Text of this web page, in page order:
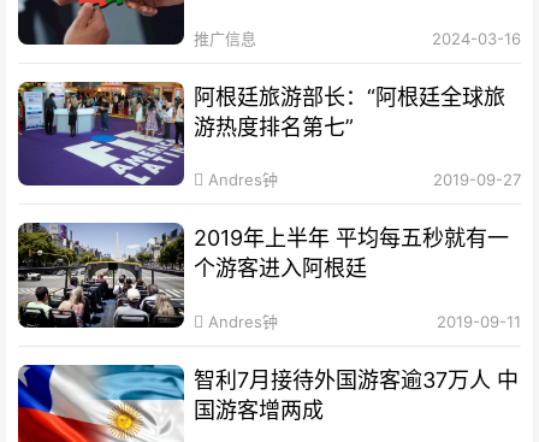
推广信息 2024-03-16
阿根廷旅游部长：“阿根廷全球旅
游热度排名第七”
Andres钟 2019-09-27
2019年上半年 平均每五秒就有一
个游客进入阿根廷
Andres钟 2019-09-11
智利7月接待外国游客逾37万人 中
国游客增两成